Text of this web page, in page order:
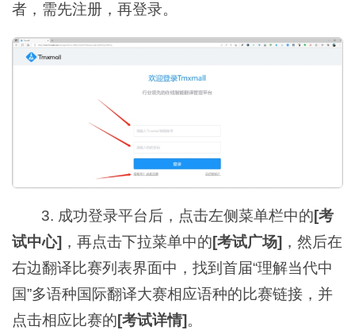
者，需先注册，再登录。
3. 成功登录平台后，点击左侧菜单栏中的[考
试中心] ，再点击下拉菜单中的[考试广场] ，然后在
右边翻译比赛列表界面中，找到首届“理解当代中
国”多语种国际翻译大赛相应语种的比赛链接，并
点击相应比赛的[考试详情] 。